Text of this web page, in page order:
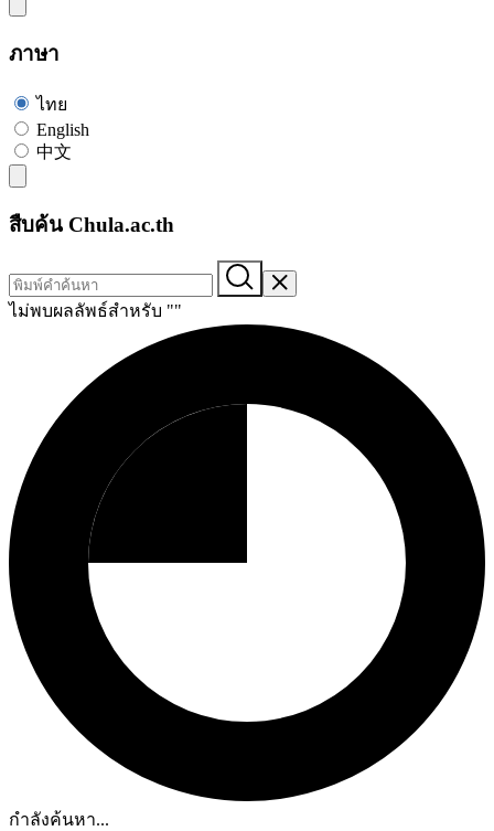
ภาษา
ไทย
English
中文
สืบค้น Chula.ac.th
ไม่พบผลลัพธ์สำหรับ ""
กำลังค้นหา...